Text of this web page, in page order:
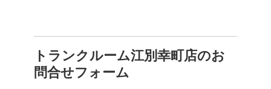
トランクルーム江別幸町店のお
問合せフォーム